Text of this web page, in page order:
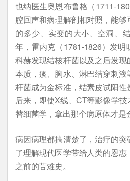
也纳医生奥恩布鲁格（1711-
腔回声和病理解剖相对照，能
的多少、实变的大小、空洞、
年，雷内克（1781-1826）发明
科赫发现结核杆菌以及之后发
本质，痰、胸水、淋巴结穿刺
杆菌成为金标准，结素皮试阳
后来，即使X线、CT等影像学
替细菌学，拿出那个病原体才是
病因病理都搞清楚了，治疗的
了理解现代医学带给人类的恩
之前的苦难史。